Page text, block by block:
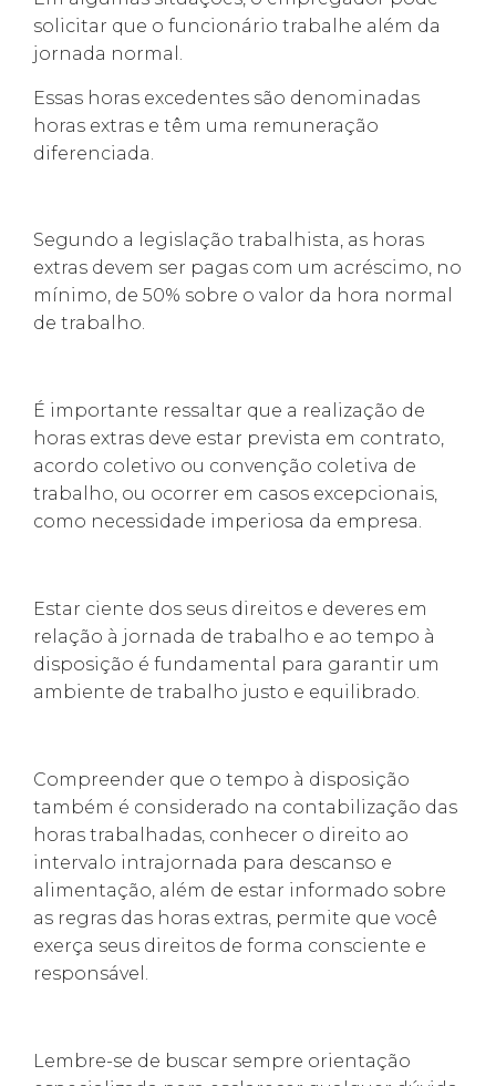
solicitar que o funcionário trabalhe além da
jornada normal.
Essas horas excedentes são denominadas
horas extras e têm uma remuneração
diferenciada.
Segundo a legislação trabalhista, as horas
extras devem ser pagas com um acréscimo, no
mínimo, de 50% sobre o valor da hora normal
de trabalho.
É importante ressaltar que a realização de
horas extras deve estar prevista em contrato,
acordo coletivo ou convenção coletiva de
trabalho, ou ocorrer em casos excepcionais,
como necessidade imperiosa da empresa.
Estar ciente dos seus direitos e deveres em
relação à jornada de trabalho e ao tempo à
disposição é fundamental para garantir um
ambiente de trabalho justo e equilibrado.
Compreender que o tempo à disposição
também é considerado na contabilização das
horas trabalhadas, conhecer o direito ao
intervalo intrajornada para descanso e
alimentação, além de estar informado sobre
as regras das horas extras, permite que você
exerça seus direitos de forma consciente e
responsável.
Lembre-se de buscar sempre orientação